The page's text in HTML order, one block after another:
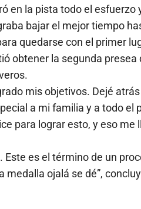
en la pista todo el esfuerzo
bajar el mejor tiempo
quedarse con el primer
obtener la segunda
mis objetivos. Dejé
a mi familia y a todo el
para lograr esto, y eso me
Este es el término de un
medalla ojalá se dé”,